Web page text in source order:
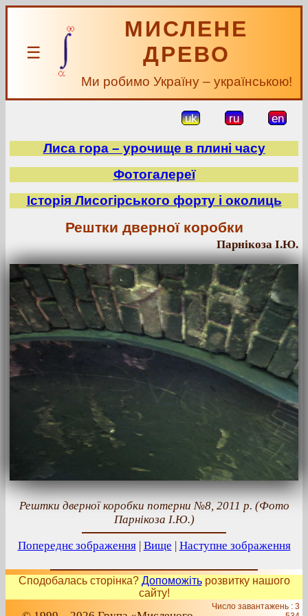
☰
МИСЛЕНЕ
ДРЕВО
Ми робимо Україну – українською!
uk ru en
Лиса гора – урочище в плині часу
Фотогалереї
Історія Лисогірського форту і околиць
Рештки дверної коробки
Парнікоза І.Ю.
Рештки дверної коробки потерни №8, 2011 р. (Фото
Парнікоза І.Ю.)
Попереднє зображення| Вище | Наступне зображення
Сподобалась сторінка? Допоможітьрозвитку нашого
сайту!
Число завантажень : 3